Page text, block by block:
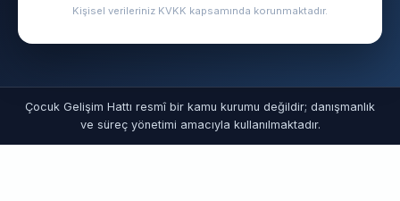
Kişisel verileriniz KVKK kapsamında korunmaktadır.
Çocuk Gelişim Hattı resmî bir kamu kurumu değildir; danışmanlık
ve süreç yönetimi amacıyla kullanılmaktadır.